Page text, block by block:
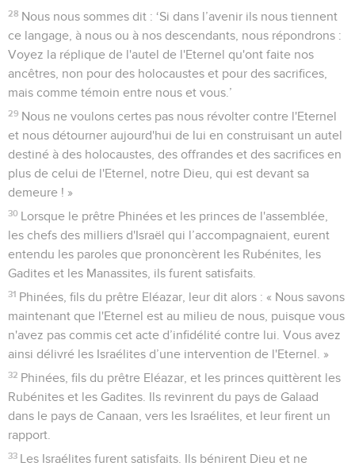
28 Nous nous sommes dit : ‘Si dans l’avenir ils nous tiennent
ce langage, à nous ou à nos descendants, nous répondrons :
Voyez la réplique de l'autel de l'Eternel qu'ont faite nos
ancêtres, non pour des holocaustes et pour des sacrifices,
mais comme témoin entre nous et vous.’
29 Nous ne voulons certes pas nous révolter contre l'Eternel
et nous détourner aujourd'hui de lui en construisant un autel
destiné à des holocaustes, des offrandes et des sacrifices en
plus de celui de l'Eternel, notre Dieu, qui est devant sa
demeure ! »
30 Lorsque le prêtre Phinées et les princes de l'assemblée,
les chefs des milliers d'Israël qui l’accompagnaient, eurent
entendu les paroles que prononcèrent les Rubénites, les
Gadites et les Manassites, ils furent satisfaits.
31 Phinées, fils du prêtre Eléazar, leur dit alors : « Nous savons
maintenant que l'Eternel est au milieu de nous, puisque vous
n'avez pas commis cet acte d’infidélité contre lui. Vous avez
ainsi délivré les Israélites d’une intervention de l'Eternel. »
32 Phinées, fils du prêtre Eléazar, et les princes quittèrent les
Rubénites et les Gadites. Ils revinrent du pays de Galaad
dans le pays de Canaan, vers les Israélites, et leur firent un
rapport.
33 Les Israélites furent satisfaits. Ils bénirent Dieu et ne